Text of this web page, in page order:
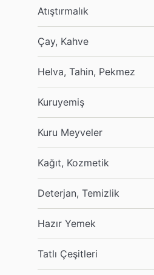
Atıştırmalık
Çay, Kahve
Helva, Tahin, Pekmez
Kuruyemiş
Kuru Meyveler
Kağıt, Kozmetik
Deterjan, Temizlik
Hazır Yemek
Tatlı Çeşitleri